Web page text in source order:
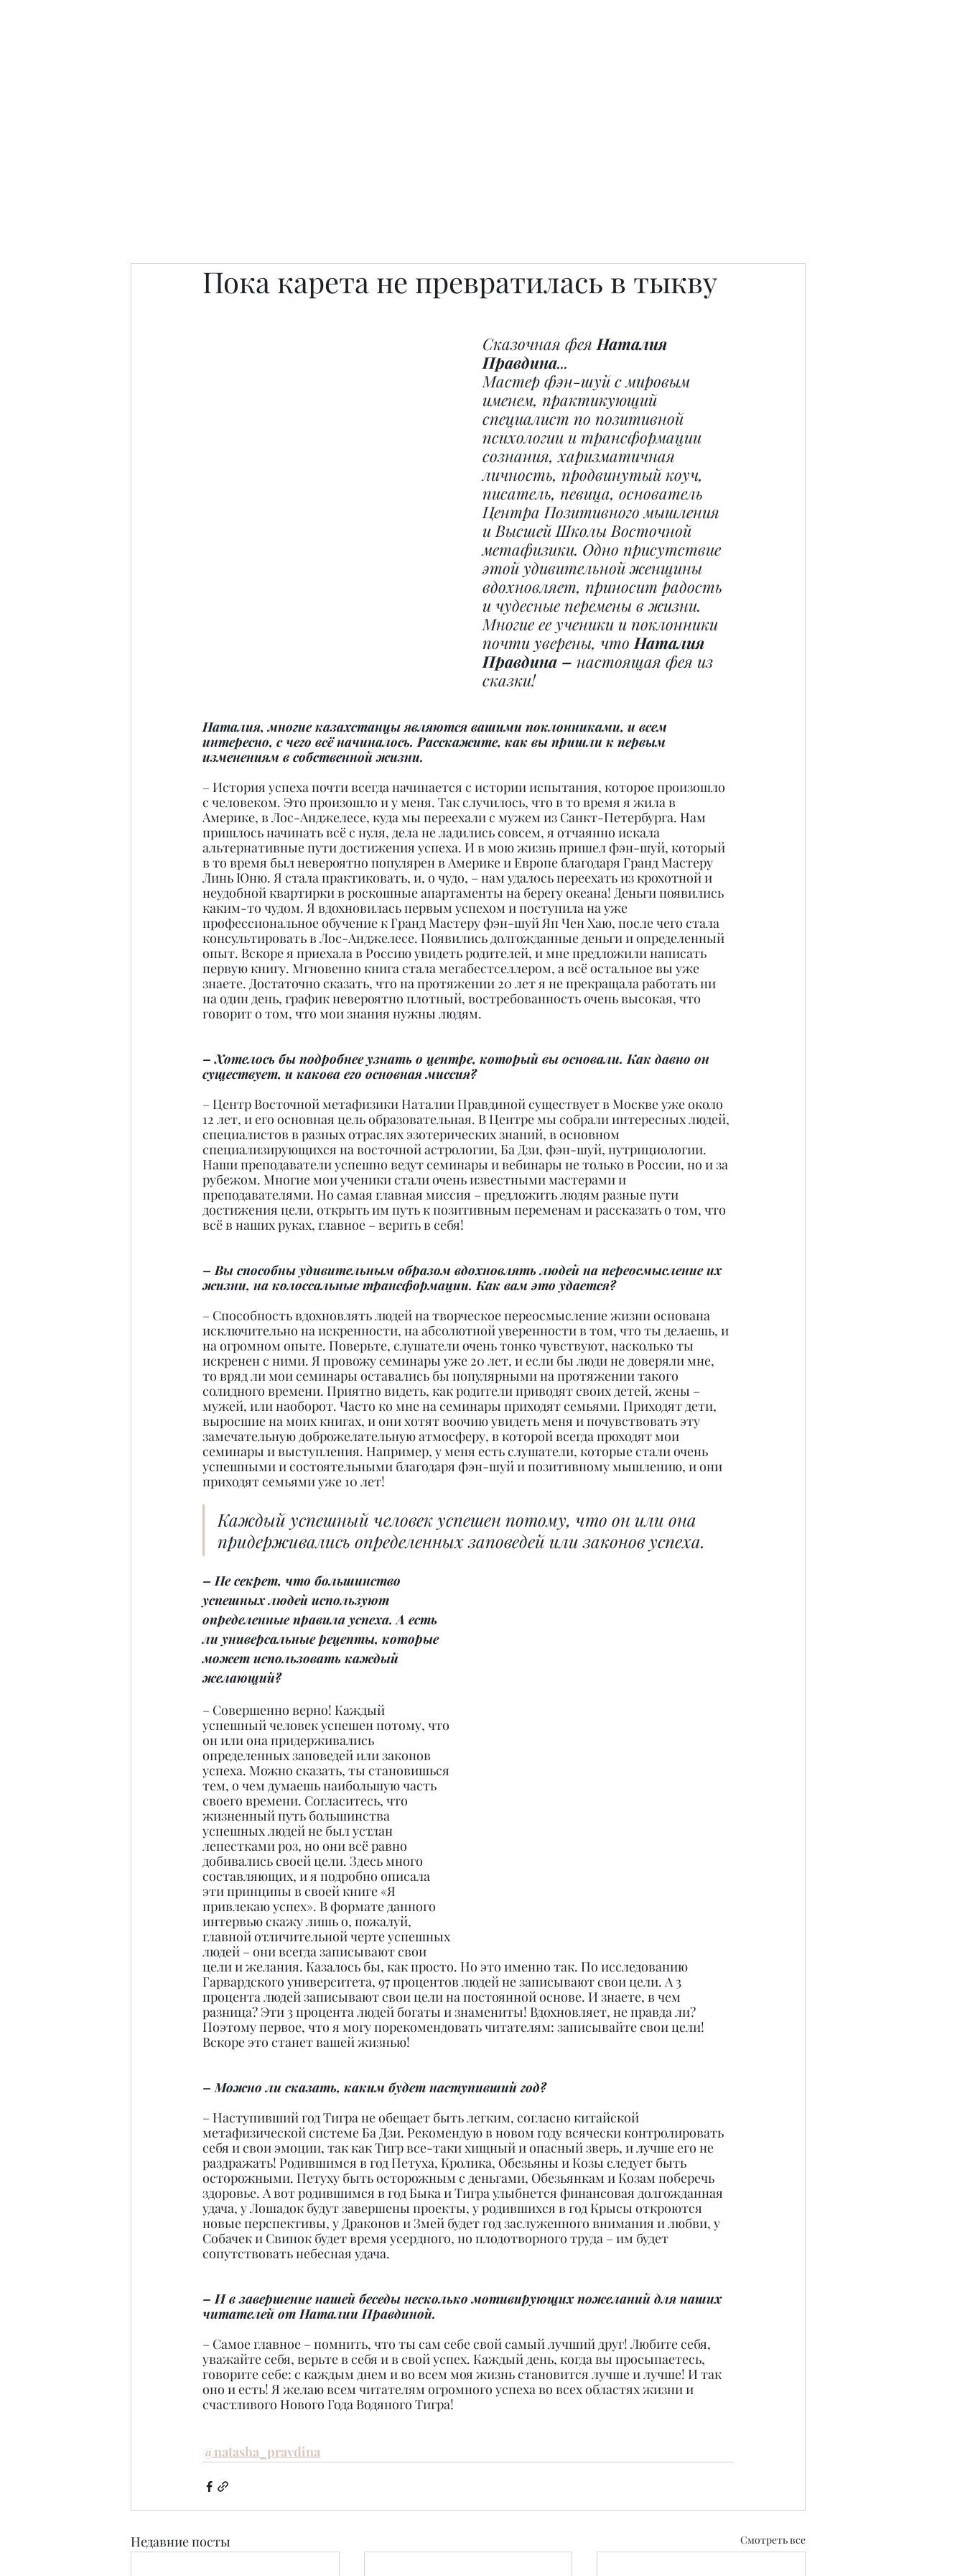
Пока карета не превратилась в тыкву
Сказочная фея Наталия
Правдина...
Мастер фэн-шуй с мировым
именем, практикующий
специалист по позитивной
психологии и трансформации
сознания, харизматичная
личность, продвинутый коуч,
писатель, певица, основатель
Центра Позитивного мышления
и Высшей Школы Восточной
метафизики. Одно присутствие
этой удивительной женщины
вдохновляет, приносит радость
и чудесные перемены в жизни.
Многие ее ученики и поклонники
почти уверены, что Наталия
Правдина – настоящая фея из
сказки!
Наталия, многие казахстанцы являются вашими поклонниками, и всем
интересно, с чего всё начиналось. Расскажите, как вы пришли к первым
изменениям в собственной жизни.
– История успеха почти всегда начинается с истории испытания, которое произошло
с человеком. Это произошло и у меня. Так случилось, что в то время я жила в
Америке, в Лос-Анджелесе, куда мы переехали с мужем из Санкт-Петербурга. Нам
пришлось начинать всё с нуля, дела не ладились совсем, я отчаянно искала
альтернативные пути достижения успеха. И в мою жизнь пришел фэн-шуй, который
в то время был невероятно популярен в Америке и Европе благодаря Гранд Мастеру
Линь Юню. Я стала практиковать, и, о чудо, – нам удалось переехать из крохотной и
неудобной квартирки в роскошные апартаменты на берегу океана! Деньги появились
каким-то чудом. Я вдохновилась первым успехом и поступила на уже
профессиональное обучение к Гранд Мастеру фэн-шуй Яп Чен Хаю, после чего стала
консультировать в Лос-Анджелесе. Появились долгожданные деньги и определенный
опыт. Вскоре я приехала в Россию увидеть родителей, и мне предложили написать
первую книгу. Мгновенно книга стала мегабестселлером, а всё остальное вы уже
знаете. Достаточно сказать, что на протяжении 20 лет я не прекращала работать ни
на один день, график невероятно плотный, востребованность очень высокая, что
говорит о том, что мои знания нужны людям.
– Хотелось бы подробнее узнать о центре, который вы основали. Как давно он
существует, и какова его основная миссия?
– Центр Восточной метафизики Наталии Правдиной существует в Москве уже около
12 лет, и его основная цель образовательная. В Центре мы собрали интересных людей,
специалистов в разных отраслях эзотерических знаний, в основном
специализирующихся на восточной астрологии, Ба Дзи, фэн-шуй, нутрициологии.
Наши преподаватели успешно ведут семинары и вебинары не только в России, но и за
рубежом. Многие мои ученики стали очень известными мастерами и
преподавателями. Но самая главная миссия – предложить людям разные пути
достижения цели, открыть им путь к позитивным переменам и рассказать о том, что
всё в наших руках, главное – верить в себя!
– Вы способны удивительным образом вдохновлять людей на переосмысление их
жизни, на колоссальные трансформации. Как вам это удается?
– Способность вдохновлять людей на творческое переосмысление жизни основана
исключительно на искренности, на абсолютной уверенности в том, что ты делаешь, и
на огромном опыте. Поверьте, слушатели очень тонко чувствуют, насколько ты
искренен с ними. Я провожу семинары уже 20 лет, и если бы люди не доверяли мне,
то вряд ли мои семинары оставались бы популярными на протяжении такого
солидного времени. Приятно видеть, как родители приводят своих детей, жены –
мужей, или наоборот. Часто ко мне на семинары приходят семьями. Приходят дети,
выросшие на моих книгах, и они хотят воочию увидеть меня и почувствовать эту
замечательную доброжелательную атмосферу, в которой всегда проходят мои
семинары и выступления. Например, у меня есть слушатели, которые стали очень
успешными и состоятельными благодаря фэн-шуй и позитивному мышлению, и они
приходят семьями уже 10 лет!
Каждый успешный человек успешен потому, что он или она
придерживались определенных заповедей или законов успеха.
– Не секрет, что большинство
успешных людей используют
определенные правила успеха. А есть
ли универсальные рецепты, которые
может использовать каждый
желающий?
– Совершенно верно! Каждый
успешный человек успешен потому, что
он или она придерживались
определенных заповедей или законов
успеха. Можно сказать, ты становишься
тем, о чем думаешь наибольшую часть
своего времени. Согласитесь, что
жизненный путь большинства
успешных людей не был устлан
лепестками роз, но они всё равно
добивались своей цели. Здесь много
составляющих, и я подробно описала
эти принципы в своей книге «Я
привлекаю успех». В формате данного
интервью скажу лишь о, пожалуй,
главной отличительной черте успешных
людей – они всегда записывают свои
цели и желания. Казалось бы, как просто. Но это именно так. По исследованию
Гарвардского университета, 97 процентов людей не записывают свои цели. А 3
процента людей записывают свои цели на постоянной основе. И знаете, в чем
разница? Эти 3 процента людей богаты и знамениты! Вдохновляет, не правда ли?
Поэтому первое, что я могу порекомендовать читателям: записывайте свои цели!
Вскоре это станет вашей жизнью!
– Можно ли сказать, каким будет наступивший год?
– Наступивший год Тигра не обещает быть легким, согласно китайской
метафизической системе Ба Дзи. Рекомендую в новом году всячески контролировать
себя и свои эмоции, так как Тигр все-таки хищный и опасный зверь, и лучше его не
раздражать! Родившимся в год Петуха, Кролика, Обезьяны и Козы следует быть
осторожными. Петуху быть осторожным с деньгами, Обезьянкам и Козам поберечь
здоровье. А вот родившимся в год Быка и Тигра улыбнется финансовая долгожданная
удача, у Лошадок будут завершены проекты, у родившихся в год Крысы откроются
новые перспективы, у Драконов и Змей будет год заслуженного внимания и любви, у
Собачек и Свинок будет время усердного, но плодотворного труда – им будет
сопутствовать небесная удача.
– И в завершение нашей беседы несколько мотивирующих пожеланий для наших
читателей от Наталии Правдиной.
– Самое главное – помнить, что ты сам себе свой самый лучший друг! Любите себя,
уважайте себя, верьте в себя и в свой успех. Каждый день, когда вы просыпаетесь,
говорите себе: с каждым днем и во всем моя жизнь становится лучше и лучше! И так
оно и есть! Я желаю всем читателям огромного успеха во всех областях жизни и
счастливого Нового Года Водяного Тигра!
@natasha_pravdina
Недавние посты Смотреть все